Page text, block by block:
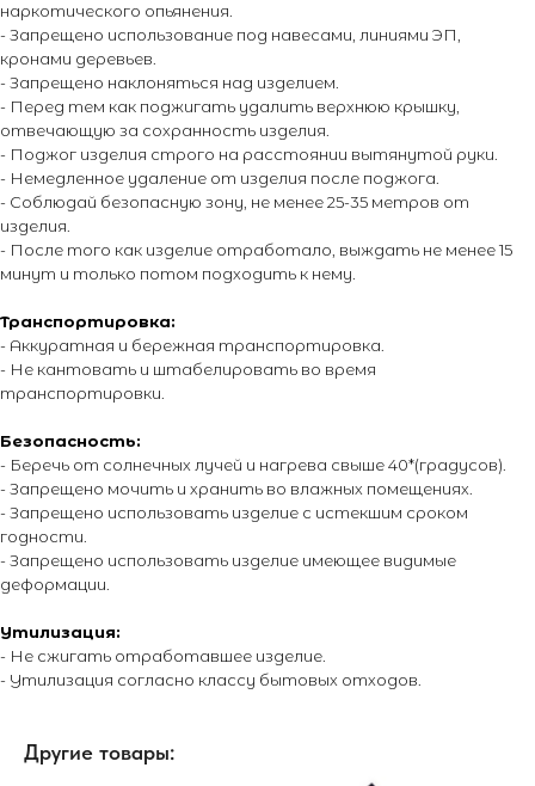
наркотического опьянения.
- Запрещено использование под навесами, линиями ЭП,
кронами деревьев.
- Запрещено наклоняться над изделием.
- Перед тем как поджигать удалить верхнюю крышку,
отвечающую за сохранность изделия.
- Поджог изделия строго на расстоянии вытянутой руки.
- Немедленное удаление от изделия после поджога.
- Соблюдай безопасную зону, не менее 25-35 метров от
изделия.
- После того как изделие отработало, выждать не менее 15
минут и только потом подходить к нему.
Транспортировка:
- Аккуратная и бережная транспортировка.
- Не кантовать и штабелировать во время
транспортировки.
Безопасность:
- Беречь от солнечных лучей и нагрева свыше 40*(градусов).
- Запрещено мочить и хранить во влажных помещениях.
- Запрещено использовать изделие с истекшим сроком
годности.
- Запрещено использовать изделие имеющее видимые
деформации.
Утилизация:
- Не сжигать отработавшее изделие.
- Утилизация согласно классу бытовых отходов.
Другие товары:
Поставщики
Новости
Оплата и доставка
Возврат и обмен
© 2014 - 2026 PIROMANIAC.COM | Интернет-магазин
пиротехники. Продажа пиротехнической продукции осуществляется
только лицам достигшим 16 лет! Обращаем Ваше внимание на то,
что вся информация, размещенная на настоящем интернет-сайте,
положениями Статьи 437 Гражданского кодекса Российской
Федерации. Для получения точной информации о стоимости
товаров и услуг, пожалуйста, обращайтесь к менеджерам
Виды салютов
Оставить отзыв
Энциклопедия от А до Я